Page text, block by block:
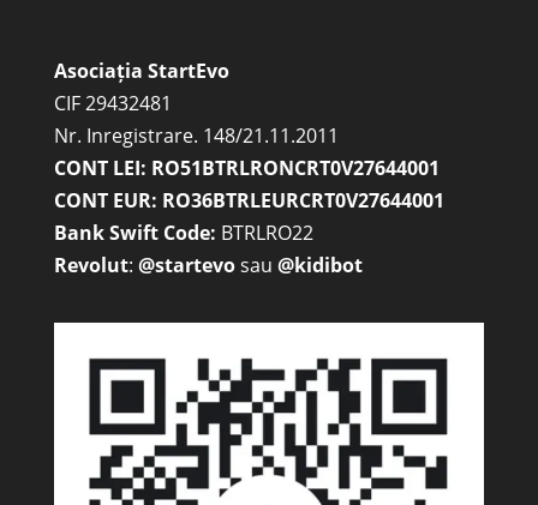
Asociația StartEvo
CIF 29432481
Nr. Inregistrare. 148/21.11.2011
CONT LEI: RO51BTRLRONCRT0V27644001
CONT EUR: RO36BTRLEURCRT0V27644001
Bank Swift Code: BTRLRO22
Revolut: @startevosau @kidibot